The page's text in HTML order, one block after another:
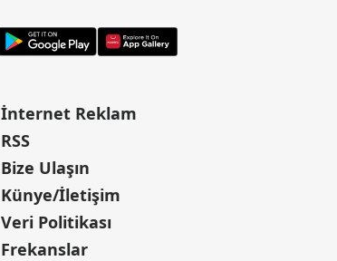
İnternet Reklam
RSS
Bize Ulaşın
Künye/İletişim
Veri Politikası
Frekanslar